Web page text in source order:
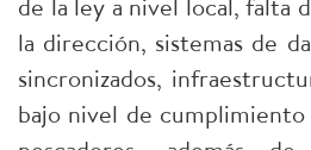
de la ley a nivel local, falta
la dirección, sistemas de
sincronizados,
bajo nivel de